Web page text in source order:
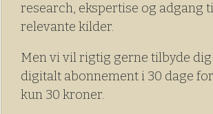
research, ekspertise og adgang
relevante kilder.
Men vi vil rigtig gerne tilbyde
digitalt abonnement i 30 dage for
kun 30 kroner.